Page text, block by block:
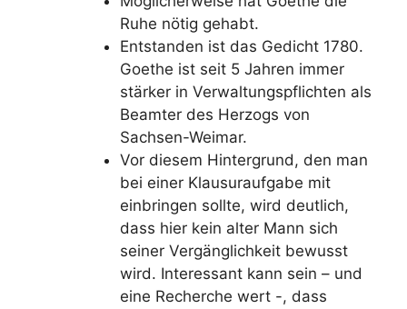
Ruhe nötig gehabt.
Entstanden ist das Gedicht 1780.
Goethe ist seit 5 Jahren immer
stärker in Verwaltungspflichten als
Beamter des Herzogs von
Sachsen-Weimar.
Vor diesem Hintergrund, den man
bei einer Klausuraufgabe mit
einbringen sollte, wird deutlich,
dass hier kein alter Mann sich
seiner Vergänglichkeit bewusst
wird. Interessant kann sein – und
eine Recherche wert -, dass